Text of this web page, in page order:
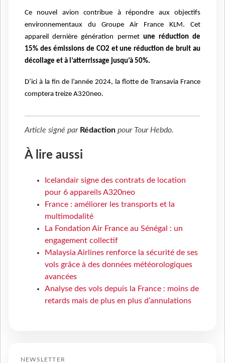
Ce nouvel avion contribue à répondre aux objectifs
environnementaux du Groupe Air France KLM. Cet
appareil dernière génération permet une réduction de
15% des émissions de CO2 et uneréduction de bruit au
décollage et à l’atterrissage jusqu’à 50%.
D’ici à la fin de l’année 2024, la flotte de Transavia France
comptera treize A320neo.
Article signé par Rédaction pour Tour Hebdo.
À lire aussi
Icelandair signe des contrats de location
pour 6 appareils A320neo
France : améliorer les transports et la
multimodalité
La Fondation Air France au Sénégal : un
engagement collectif
Malaysia Airlines renforce la sécurité de ses
vols grâce à des données météorologiques
avancées
Analyse des vols depuis la France : moins de
retards mais de plus en plus d’annulations
NEWSLETTER